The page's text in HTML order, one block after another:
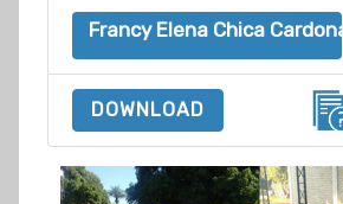
Francy Elena Chica Cardona
DOWNLOAD